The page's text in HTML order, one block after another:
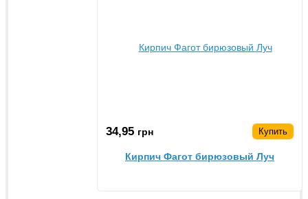
34,95 грн Купить
Кирпич Фагот бирюзовый Луч